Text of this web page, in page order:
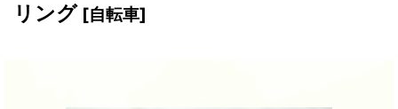
リング [自転車]